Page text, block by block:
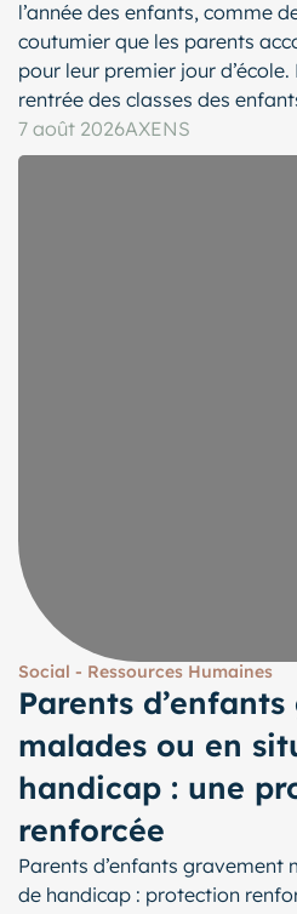
l’année des enfants, comme
coutumier que les parents
pour leur premier jour
rentrée des classes des
7 août 2026AXENS
Social - Ressources Humaines
Parents
malades ou en
handicap : une
renforcée
Parents d’enfants gravement
de handicap : protection